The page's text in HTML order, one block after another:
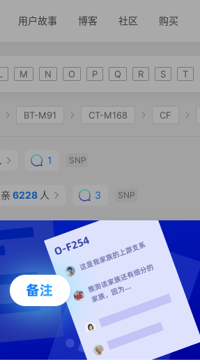
用户故事 博客 社区 购买
M N O P Q R S T
BT-M91 CT-M168 CF
1 SNP
6228 人 3 SNP
宗亲12
2 人 SNP
浩特市 SNP